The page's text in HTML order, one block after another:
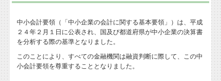
料金について
公益法人の方へ
中小会計要領（「中小企業の会計に関する基本要領」）は、平成
２４年２月１日に公表され、国及び都道府県が中小企業の決算書
を分析する際の基準となりました。
このことにより、すべての金融機関は融資判断に際して、この中
小会計要領を尊重することとなりました。